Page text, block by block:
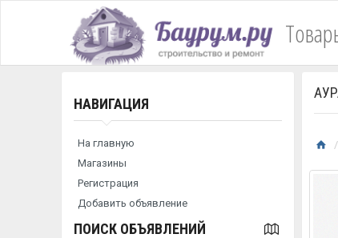
НАВИГАЦИЯ
На главную
Магазины
Регистрация
Добавить объявление
ПОИСК ОБЪЯВЛЕНИЙ